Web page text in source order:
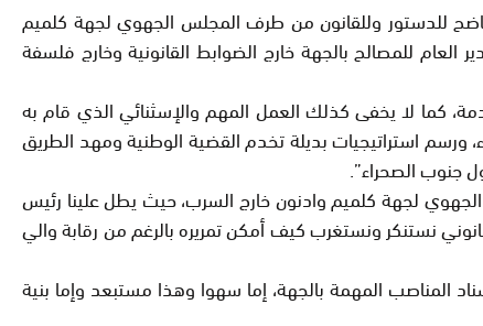
طارئا بمدينة كلميم يوم الإثنين 25 يوليوز 2015 من أجل تدارس الخرق الفاضح للدستور وللقانون من طرف المجلس الجهوي لجهة كلميم
للمصالح بالجهة خارج الضوابط القانونية وخارج فلسفة
كما لا يخفى كذلك العمل المهم والإسثنائي الذي قام به
استراتيجيات بديلة تخدم القضية الوطنية ومهد الطريق
جنوب الصحراء”.
لجهة كلميم وادنون خارج السرب، حيث يطل علينا رئيس
و هو قرار غير قانوني نستنكر ونستغرب كيف أمكن تمريره بالرغم من رقابة والي
المناصب المهمة بالجهة، إما سهوا وهذا مستبعد وإما بنية